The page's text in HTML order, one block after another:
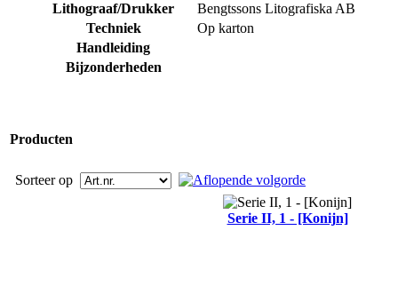
Lithograaf/Drukker
Bengtssons Litografiska AB
Techniek
Op karton
Handleiding
Bijzonderheden
Producten
Sorteer op
Serie II, 1 - [Konijn]